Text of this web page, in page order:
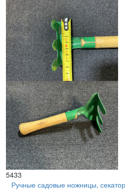
5433
Ручные садовые ножницы,